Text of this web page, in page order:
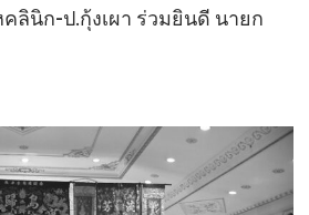
ลินิก-ป.กุ้งเผา ร่วมยินดี นายก